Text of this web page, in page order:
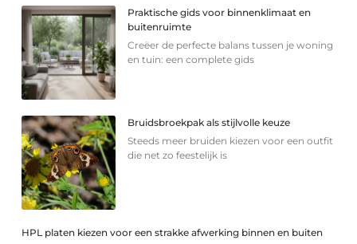
Praktische gids voor binnenklimaat en
buitenruimte
Creëer de perfecte balans tussen je woning
en tuin: een complete gids
Bruidsbroekpak als stijlvolle keuze
Steeds meer bruiden kiezen voor een outfit
die net zo feestelijk is
HPL platen kiezen voor een strakke afwerking binnen en buiten